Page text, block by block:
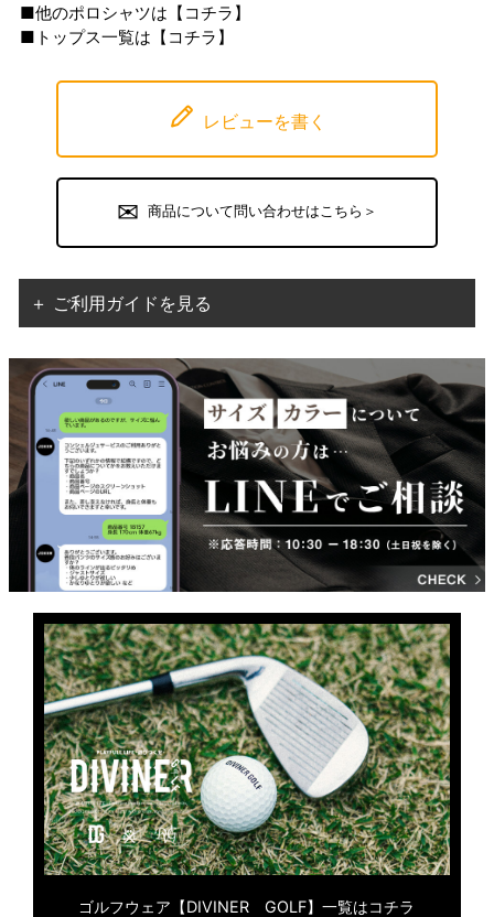
■他のポロシャツは【 コチラ 】
■トップス一覧は【 コチラ 】
レビューを書く
商品について問い合わせはこちら＞
＋ ご利用ガイドを見る
ゴルフウェア【DIVINER GOLF】一覧はコチラ